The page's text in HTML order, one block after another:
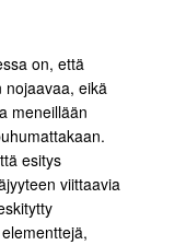
on, että
nojaavaa, eikä
meneillään
esitys
viittaavia